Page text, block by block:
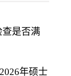
是否满
年硕士